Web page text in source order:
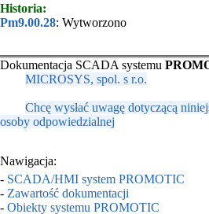
Historia:
Pm9.00.28: Wytworzono
Dokumentacja SCADA systemu
MICROSYS, spol. s r.o.
Chcę wysłać uwagę dotyczącą
osoby odpowiedzialnej
Nawigacja:
- SCADA/HMI system PROMOTIC
- Zawartość dokumentacji
- Obiekty systemu PROMOTIC